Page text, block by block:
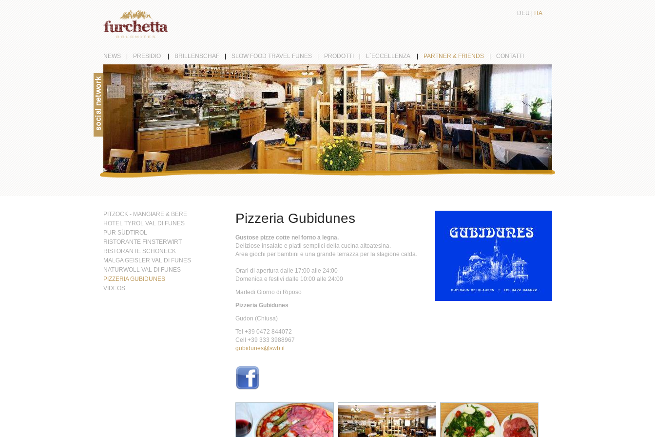
DEU ITA
NEWS PRESIDIO BRILLENSCHAF SLOW FOOD TRAVEL FUNES PRODOTTI L`ECCELLENZA PARTNER & FRIENDS CONTATTI
PITZOCK - MANGIARE & BERE
HOTEL TYROL VAL DI FUNES
PUR SÜDTIROL
RISTORANTE FINSTERWIRT
RISTORANTE SCHÖNECK
MALGA GEISLER VAL DI FUNES
NATURWOLL VAL DI FUNES
PIZZERIA GUBIDUNES
VIDEOS
Pizzeria Gubidunes
Gustose pizze cotte nel forno a legna.
Deliziose insalate e piatti semplici della cucina altoatesina.
Area giochi per bambini e una grande terrazza per la stagione calda.
Orari di apertura dalle 17:00 alle 24:00
Domenica e festivi dalle 10:00 alle 24:00
Martedi Giorno di Riposo
Pizzeria Gubidunes
Gudon (Chiusa)
Tel +39 0472 844072
Cell +39 333 3988967
gubidunes@swb.it